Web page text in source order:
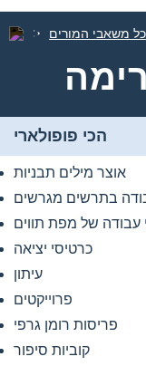
כל משאבי המורים
הכי פופולארי
אוצר מילים תבניות
בתרשים מגרשים
עבודה של מפת תווים
כרטיסי יציאה
עיתון
פרוייקטים
פריסות רומן גרפי
קוביות סיפור